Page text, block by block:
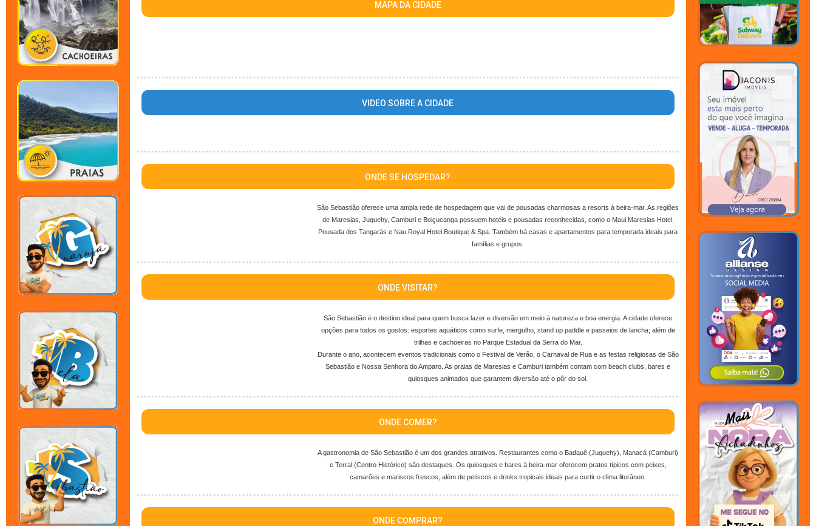
MAPA DA CIDADE
VIDEO SOBRE A CIDADE
ONDE SE HOSPEDAR?
São Sebastião oferece uma ampla rede de hospedagem que vai de pousadas charmosas a resorts à beira-mar. As regiões
de Maresias, Juquehy, Camburi e Boiçucanga possuem hotéis e pousadas reconhecidas, como o Maui Maresias Hotel,
Pousada dos Tangarás e Nau Royal Hotel Boutique & Spa. Também há casas e apartamentos para temporada ideais para
famílias e grupos.
ONDE VISITAR?
São Sebastião é o destino ideal para quem busca lazer e diversão em meio à natureza e boa energia. A cidade oferece
opções para todos os gostos: esportes aquáticos como surfe, mergulho, stand up paddle e passeios de lancha; além de
trilhas e cachoeiras no Parque Estadual da Serra do Mar.
Durante o ano, acontecem eventos tradicionais como o Festival de Verão, o Carnaval de Rua e as festas religiosas de São
Sebastião e Nossa Senhora do Amparo. As praias de Maresias e Camburi também contam com beach clubs, bares e
quiosques animados que garantem diversão até o pôr do sol.
ONDE COMER?
A gastronomia de São Sebastião é um dos grandes atrativos. Restaurantes como o Badauê (Juquehy), Manacá (Camburi)
e Terral (Centro Histórico) são destaques. Os quiosques e bares à beira-mar oferecem pratos típicos com peixes,
camarões e mariscos frescos, além de petiscos e drinks tropicais ideais para curtir o clima litorâneo.
ONDE COMPRAR?